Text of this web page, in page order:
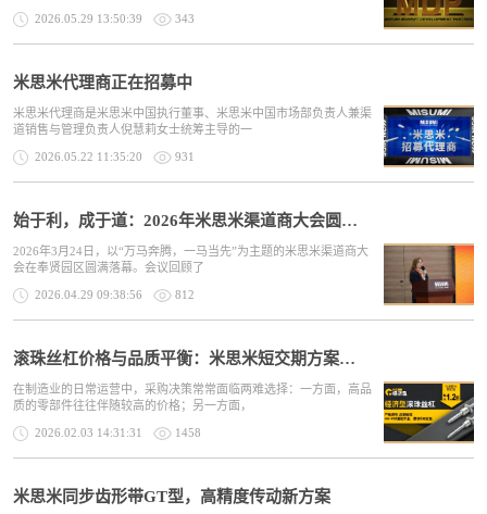
2026.05.29 13:50:39 343
米思米代理商正在招募中
米思米代理商是米思米中国执行董事、米思米中国市场部负责人兼渠
道销售与管理负责人倪慧莉女士统筹主导的一
2026.05.22 11:35:20 931
始于利，成于道：2026年米思米渠道商大会圆满落幕
2026年3月24日，以“万马奔腾，一马当先”为主题的米思米渠道商大
会在奉贤园区圆满落幕。会议回顾了
2026.04.29 09:38:56 812
滚珠丝杠价格与品质平衡：米思米短交期方案的价值
在制造业的日常运营中，采购决策常常面临两难选择：一方面，高品
质的零部件往往伴随较高的价格；另一方面，
2026.02.03 14:31:31 1458
米思米同步齿形带GT型，高精度传动新方案